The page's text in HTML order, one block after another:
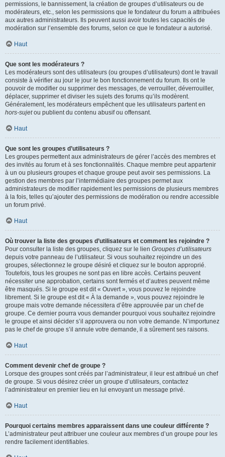
permissions, le bannissement, la création de groupes d’utilisateurs ou de
modérateurs, etc., selon les permissions que le fondateur du forum a attribuées
aux autres administrateurs. Ils peuvent aussi avoir toutes les capacités de
modération sur l’ensemble des forums, selon ce que le fondateur a autorisé.
Haut
Que sont les modérateurs ?
Les modérateurs sont des utilisateurs (ou groupes d’utilisateurs) dont le travail
consiste à vérifier au jour le jour le bon fonctionnement du forum. Ils ont le
pouvoir de modifier ou supprimer des messages, de verrouiller, déverrouiller,
déplacer, supprimer et diviser les sujets des forums qu’ils modèrent.
Généralement, les modérateurs empêchent que les utilisateurs partent en
hors-sujetou publient du contenu abusif ou offensant.
Haut
Que sont les groupes d’utilisateurs ?
Les groupes permettent aux administrateurs de gérer l’accès des membres et
des invités au forum et à ses fonctionnalités. Chaque membre peut appartenir
à un ou plusieurs groupes et chaque groupe peut avoir ses permissions. La
gestion des membres par l’intermédiaire des groupes permet aux
administrateurs de modifier rapidement les permissions de plusieurs membres
à la fois, telles qu’ajouter des permissions de modération ou rendre accessible
un forum privé.
Haut
Où trouver la liste des groupes d’utilisateurs et comment les rejoindre ?
Pour consulter la liste des groupes, cliquez sur le lien Groupes d’utilisateurs
depuis votre panneau de l’utilisateur. Si vous souhaitez rejoindre un des
groupes, sélectionnez le groupe désiré et cliquez sur le bouton approprié.
Toutefois, tous les groupes ne sont pas en libre accès. Certains peuvent
nécessiter une approbation, certains sont fermés et d’autres peuvent même
être masqués. Si le groupe est dit « Ouvert », vous pouvez le rejoindre
librement. Si le groupe est dit « À la demande », vous pouvez rejoindre le
groupe mais votre demande nécessitera d’être approuvée par un chef de
groupe. Ce dernier pourra vous demander pourquoi vous souhaitez rejoindre
le groupe et ainsi décider s’il approuvera ou non votre demande. N’importunez
pas le chef de groupe s’il annule votre demande, il a sûrement ses raisons.
Haut
Comment devenir chef de groupe ?
Lorsque des groupes sont créés par l’administrateur, il leur est attribué un chef
de groupe. Si vous désirez créer un groupe d’utilisateurs, contactez
l’administrateur en premier lieu en lui envoyant un message privé.
Haut
Pourquoi certains membres apparaissent dans une couleur différente ?
L’administrateur peut attribuer une couleur aux membres d’un groupe pour les
rendre facilement identifiables.